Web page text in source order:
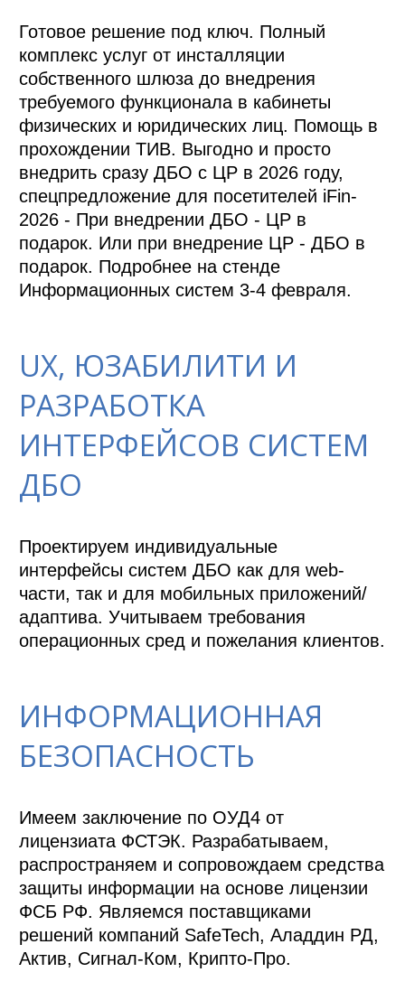
Готовое решение под ключ. Полный
комплекс услуг от инсталляции
собственного шлюза до внедрения
требуемого функционала в кабинеты
физических и юридических лиц. Помощь в
прохождении ТИВ. Выгодно и просто
внедрить сразу ДБО с ЦР в 2026 году,
спецпредложение для посетителей iFin-
2026 - При внедрении ДБО - ЦР в
подарок. Или при внедрение ЦР - ДБО в
подарок. Подробнее на стенде
Информационных систем 3-4 февраля.
UX, ЮЗАБИЛИТИ И
РАЗРАБОТКА
ИНТЕРФЕЙСОВ СИСТЕМ
ДБО
Проектируем индивидуальные
интерфейсы систем ДБО как для web-
части, так и для мобильных приложений/
адаптива. Учитываем требования
операционных сред и пожелания клиентов.
ИНФОРМАЦИОННАЯ
БЕЗОПАСНОСТЬ
Имеем заключение по ОУД4 от
лицензиата ФСТЭК. Разрабатываем,
распространяем и сопровождаем средства
защиты информации на основе лицензии
ФСБ РФ. Являемся поставщиками
решений компаний SafeTech, Аладдин РД,
Актив, Сигнал-Ком, Крипто-Про.